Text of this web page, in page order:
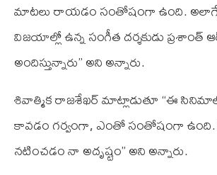
మాటలు రాయడం సంతోషంగా ఉంది.
విజయాల్లో ఉన్న సంగీత దర్శకుడు ప్రశాంత్‌
అందిస్తున్నారు’’ అని అన్నారు.
శివాత్మిక రాజశేఖర్ మాట్లాడుతూ “ఈ
కావడం గర్వంగా, ఎంతో సంతోషంగా
నటించడం నా అదృష్టం” అని అన్నారు.